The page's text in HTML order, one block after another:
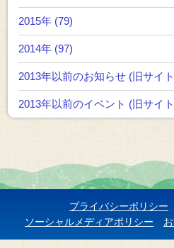
2015年 (79)
2014年 (97)
2013年以前のお知らせ (旧サイ
2013年以前のイベント (旧サイ
プライバシーポリシー
ソーシャルメディアポリシー